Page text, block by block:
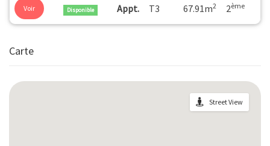
Voir Disponible Appt. T3 67.91m2 2ème
Carte
Street View